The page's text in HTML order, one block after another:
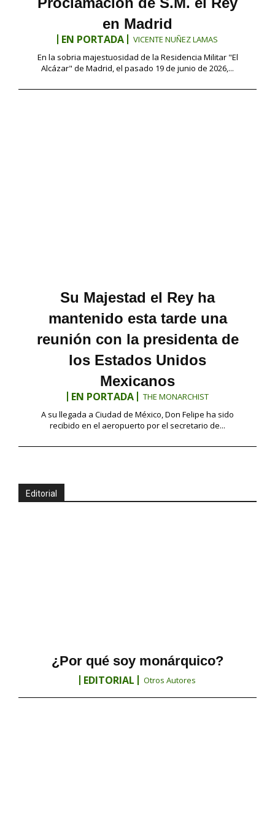
en Madrid
EN PORTADA
VICENTE NUÑEZ LAMAS
En la sobria majestuosidad de la Residencia Militar "El
Alcázar" de Madrid, el pasado 19 de junio de 2026,...
Su Majestad el Rey ha
mantenido esta tarde una
reunión con la presidenta de
los Estados Unidos
Mexicanos
EN PORTADA
THE MONARCHIST
A su llegada a Ciudad de México, Don Felipe ha sido
recibido en el aeropuerto por el secretario de...
Editorial
¿Por qué soy monárquico?
EDITORIAL Otros Autores